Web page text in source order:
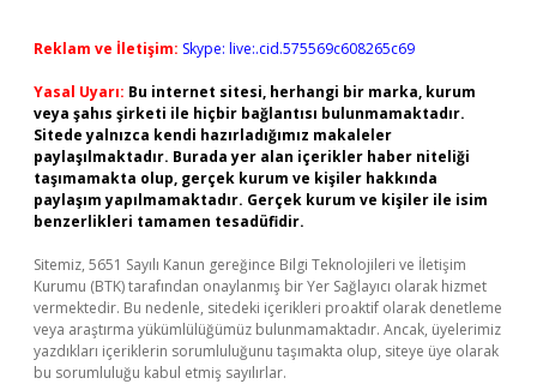
Reklam ve İletişim: Skype: live:.cid.575569c608265c69
Yasal Uyarı: Bu internet sitesi, herhangi bir marka, kurum
veya şahıs şirketi ile hiçbir bağlantısı bulunmamaktadır.
Sitede yalnızca kendi hazırladığımız makaleler
paylaşılmaktadır. Burada yer alan içerikler haber niteliği
taşımamakta olup, gerçek kurum ve kişiler hakkında
paylaşım yapılmamaktadır. Gerçek kurum ve kişiler ile isim
benzerlikleri tamamen tesadüfidir.
Sitemiz, 5651 Sayılı Kanun gereğince Bilgi Teknolojileri ve İletişim
Kurumu (BTK) tarafından onaylanmış bir Yer Sağlayıcı olarak hizmet
vermektedir. Bu nedenle, sitedeki içerikleri proaktif olarak denetleme
veya araştırma yükümlülüğümüz bulunmamaktadır. Ancak, üyelerimiz
yazdıkları içeriklerin sorumluluğunu taşımakta olup, siteye üye olarak
bu sorumluluğu kabul etmiş sayılırlar.